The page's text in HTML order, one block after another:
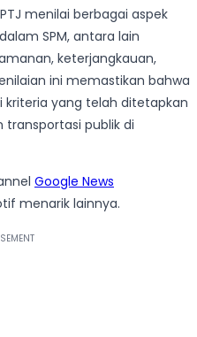
menilai berbagai aspek
SPM, antara lain
keterjangkauan,
ini memastikan bahwa
kriteria yang telah ditetapkan
publik di
Google News
menarik lainnya.